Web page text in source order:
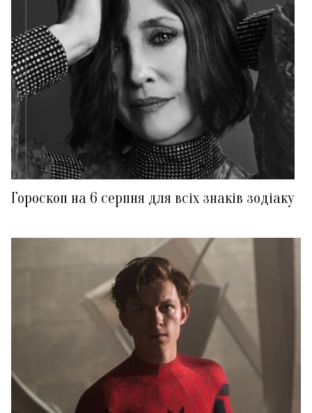
Гороскоп на 6 серпня для всіх знаків зодіаку